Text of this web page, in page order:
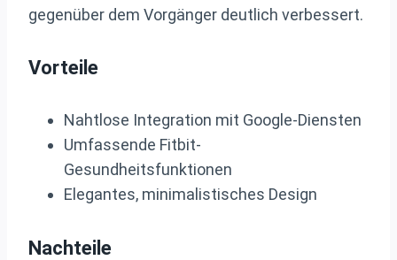
gegenüber dem Vorgänger deutlich verbessert.
Vorteile
Nahtlose Integration mit Google-Diensten
Umfassende Fitbit-
Gesundheitsfunktionen
Elegantes, minimalistisches Design
Nachteile